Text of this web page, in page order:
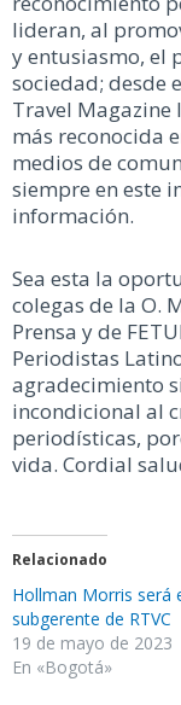
lideran, al
y entusiasmo, el
sociedad; desde
Travel
más reconocida
medios de
siempre en este
información.
Sea esta la
colegas de la O.
Prensa y de
Periodistas
agradecimiento
incondicional al
periodísticas,
vida. Cordial
Relacionado
Hollman Morris será
subgerente de RTVC
19 de mayo de 2023
En «Bogotá»